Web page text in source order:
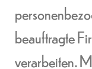
beauftragte
verarbeiten.